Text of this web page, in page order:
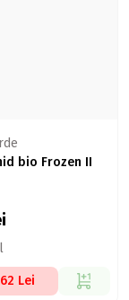
bio Frozen II
Lei